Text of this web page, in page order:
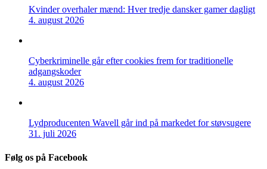
Kvinder overhaler mænd: Hver tredje dansker gamer dagligt
4. august 2026
Cyberkriminelle går efter cookies frem for traditionelle
adgangskoder
4. august 2026
Lydproducenten Wavell går ind på markedet for støvsugere
31. juli 2026
Følg os på Facebook